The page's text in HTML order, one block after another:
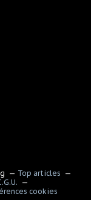
Top articles
cookies